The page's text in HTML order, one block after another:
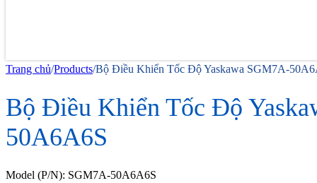
Trang chủ/Products/Bộ Điều Khiển Tốc Độ Yaskawa SGM7A-
Bộ Điều Khiển Tốc Độ
50A6A6S
Model (P/N): SGM7A-50A6A6S